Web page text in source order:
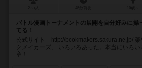
バトル漫画トーナメントの展開を自分好みに操
てる！
公式サイト http://bookmakers.sakura.ne.jp/ 架
クメイカーズ』 いろいろあった。本当にいろ
章！...